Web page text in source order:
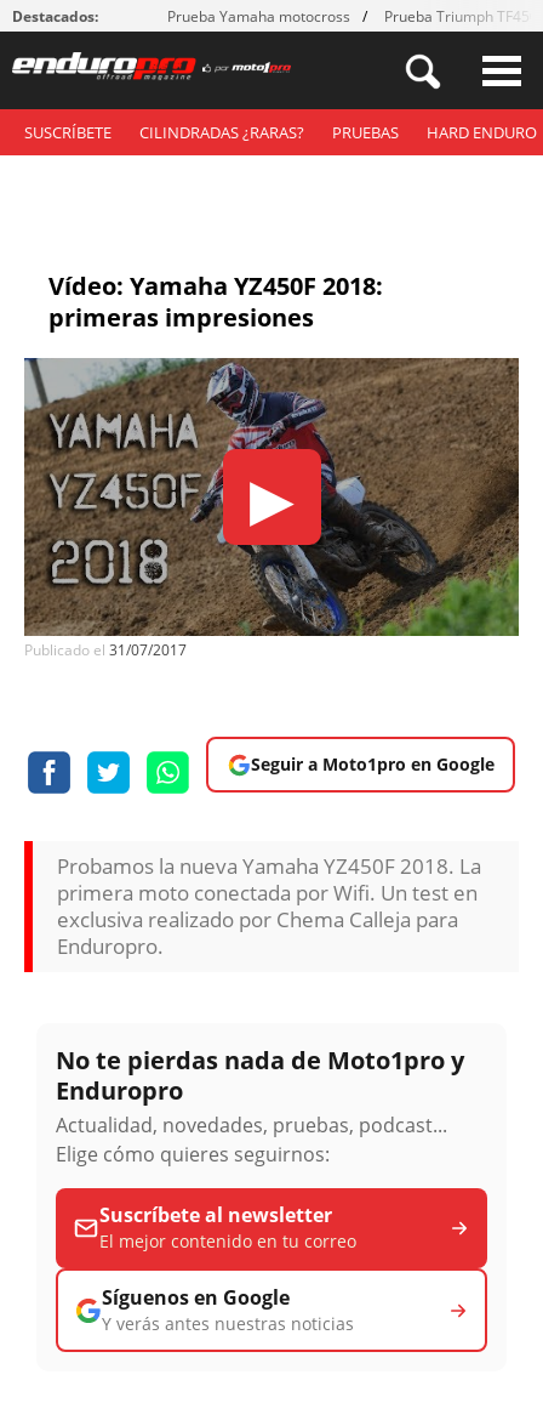
Destacados: Prueba Yamaha motocross Prueba Triumph
SUSCRÍBETE CILINDRADAS ¿RARAS? PRUEBAS HARD ENDURO
Vídeo: Yamaha YZ450F 2018:
primeras impresiones
▶
Publicado el 31/07/2017
Seguir a Moto1pro en Google
Probamos la nueva Yamaha YZ450F 2018. La
primera moto conectada por Wifi. Un test en
exclusiva realizado por Chema Calleja para
Enduropro.
No te pierdas nada de Moto1pro y
Enduropro
Actualidad, novedades, pruebas, podcast...
Elige cómo quieres seguirnos:
Suscríbete al newsletter
El mejor contenido en tu correo
Síguenos en Google
Y verás antes nuestras noticias